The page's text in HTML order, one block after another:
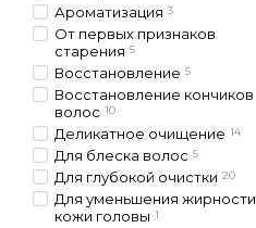
Ароматизация 3
От первых признаков
старения 5
Восстановление 5
Восстановление кончиков
волос 10
Деликатное очищение 14
Для блеска волос 5
Для глубокой очистки 20
Для уменьшения жирности
кожи головы 1